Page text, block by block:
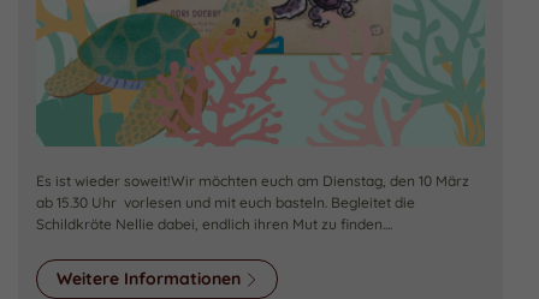
Es ist wieder soweit!Wir möchten euch am Dienstag, den 10 März
ab 15.30 Uhr vorlesen und mit euch basteln. Begleitet die
Schildkröte Nellie dabei, endlich ihren Mut zu finden....
Weitere Informationen